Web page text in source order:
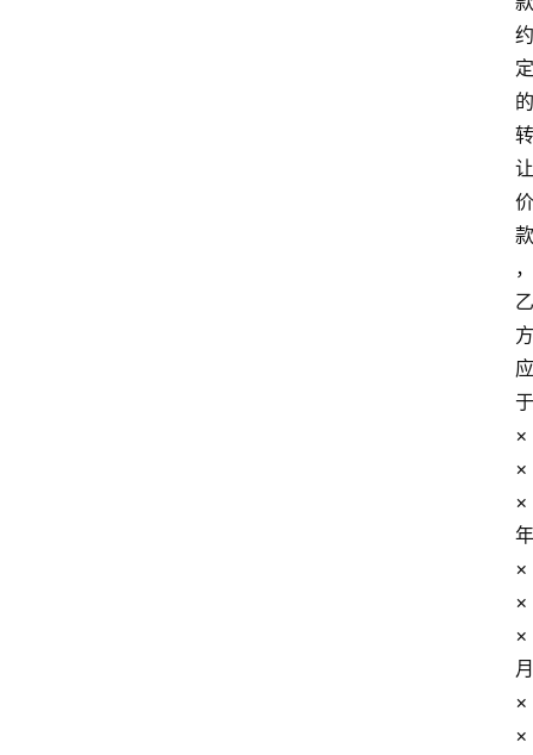
约
定
的
转
让
价
款
，
乙
方
应
于
×
×
×
年
×
×
×
月
×
×